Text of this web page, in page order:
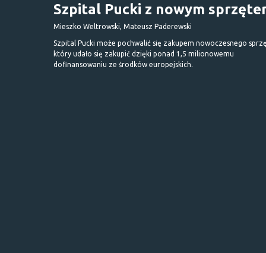
Szpital Pucki z nowym
Mieszko Weltrowski, Mateusz Paderewski
Szpital Pucki może pochwalić się zakupem nowoczesnego
który udało się zakupić dzięki ponad 1,5 milionowemu
dofinansowaniu ze środków europejskich.